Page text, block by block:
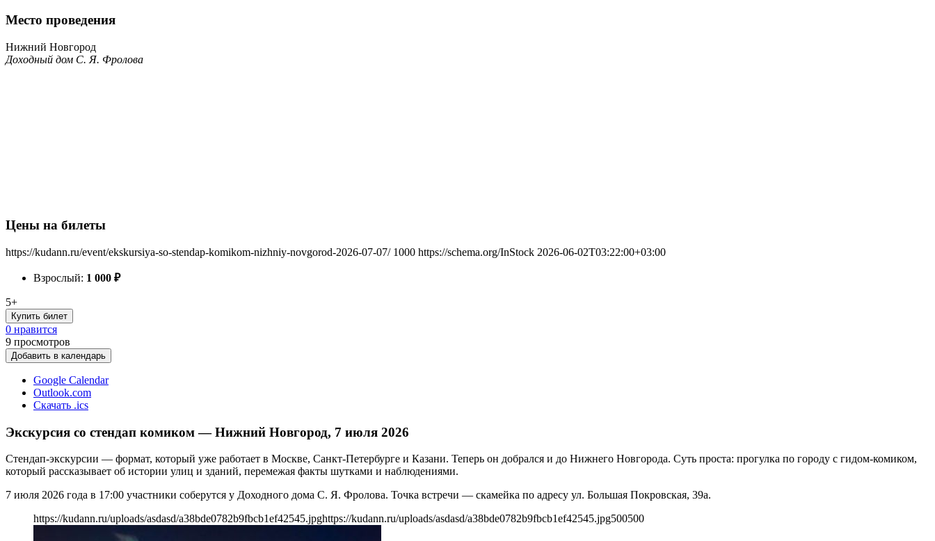
Место проведения
Нижний Новгород
Доходный дом С. Я. Фролова
Цены на билеты
https://kudann.ru/event/ekskursiya-so-stendap-komikom-nizhniy-novgorod-2026-07-07/ 1000 https://schema.org/InStock 2026-06-02T03:22:00+03:00
Взрослый: 1 000 ₽
5+
Купить билет
0 нравится
9 просмотров
Добавить в календарь
Google Calendar
Outlook.com
Скачать .ics
Экскурсия со стендап комиком — Нижний Новгород, 7 июля 2026
Стендап-экскурсии — формат, который уже работает в Москве, Санкт-Петербурге и Казани. Теперь он добрался и до Нижнего Новгорода. Суть проста: прогулка по городу с гидом-комиком,
который рассказывает об истории улиц и зданий, перемежая факты шутками и наблюдениями.
7 июля 2026 года в 17:00 участники соберутся у Доходного дома С. Я. Фролова. Точка встречи — скамейка по адресу ул. Большая Покровская, 39а.
https://kudann.ru/uploads/asdasd/a38bde0782b9fbcb1ef42545.jpghttps://kudann.ru/uploads/asdasd/a38bde0782b9fbcb1ef42545.jpg500500